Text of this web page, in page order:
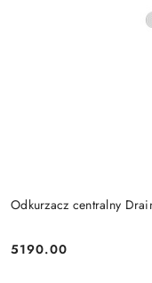
Odkurzacz centralny
Cena:
5190.00